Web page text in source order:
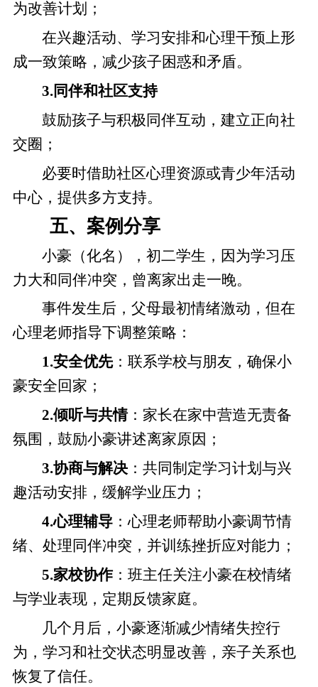
为改善计划；
在兴趣活动、学习安排和心理干预上形
成一致策略，减少孩子困惑和矛盾。
3.同伴和社区支持
鼓励孩子与积极同伴互动，建立正向社
交圈；
必要时借助社区心理资源或青少年活动
中心，提供多方支持。
五、案例分享
小豪（化名），初二学生，因为学习压
力大和同伴冲突，曾离家出走一晚。
事件发生后，父母最初情绪激动，但在
心理老师指导下调整策略：
1.安全优先：联系学校与朋友，确保小
豪安全回家；
2.倾听与共情：家长在家中营造无责备
氛围，鼓励小豪讲述离家原因；
3.协商与解决 ：共同制定学习计划与兴
趣活动安排，缓解学业压力；
4.心理辅导 ：心理老师帮助小豪调节情
绪、处理同伴冲突，并训练挫折应对能力；
5.家校协作：班主任关注小豪在校情绪
与学业表现，定期反馈家庭。
几个月后，小豪逐渐减少情绪失控行
为，学习和社交状态明显改善，亲子关系也
恢复了信任。